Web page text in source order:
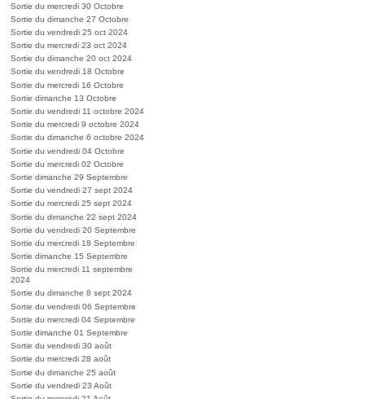
Sortie du mercredi 30 Octobre
Sortie du dimanche 27 Octobre
Sortie du vendredi 25 oct 2024
Sortie du mercredi 23 oct 2024
Sortie du dimanche 20 oct 2024
Sortie du vendredi 18 Octobre
Sortie du mercredi 16 Octobre
Sortie dimanche 13 Octobre
Sortie du vendredi 11 octobre 2024
Sortie du mercredi 9 octobre 2024
Sortie du dimanche 6 octobre 2024
Sortie du vendredi 04 Octobre
Sortie du mercredi 02 Octobre
Sortie dimanche 29 Septembre
Sortie du vendredi 27 sept 2024
Sortie du mercredi 25 sept 2024
Sortie du dimanche 22 sept 2024
Sortie du vendredi 20 Septembre
Sortie du mercredi 18 Septembre
Sortie dimanche 15 Septembre
Sortie du mercredi 11 septembre
2024
Sortie du dimanche 8 sept 2024
Sortie du vendredi 06 Septembre
Sortie du mercredi 04 Septembre
Sortie dimanche 01 Septembre
Sortie du vendredi 30 août
Sortie du mercredi 28 août
Sortie du dimanche 25 août
Sortie du vendredi 23 Août